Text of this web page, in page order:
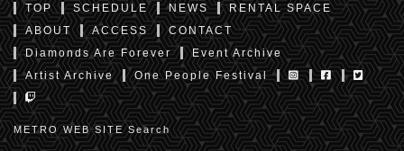
TOP SCHEDULE NEWS
RENTAL SPACE
ABOUT
ACCESS
CONTACT
Diamonds Are Forever
Event Archive
Artist Archive
One People Festival
METRO WEB SITE Search